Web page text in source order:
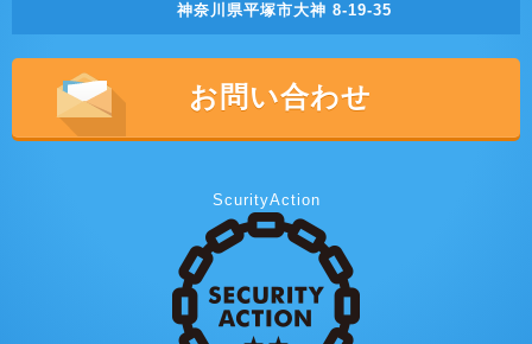
神奈川県平塚市大神 8-19-35
お問い合わせ
ScurityAction